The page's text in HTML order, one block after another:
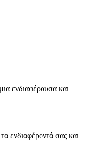
ενδιαφέρουσα και
ενδιαφέροντά σας και